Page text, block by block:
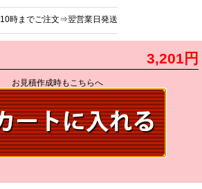
時までご注文⇒翌営業日発送
3,201円
お見積作成時もこちらへ